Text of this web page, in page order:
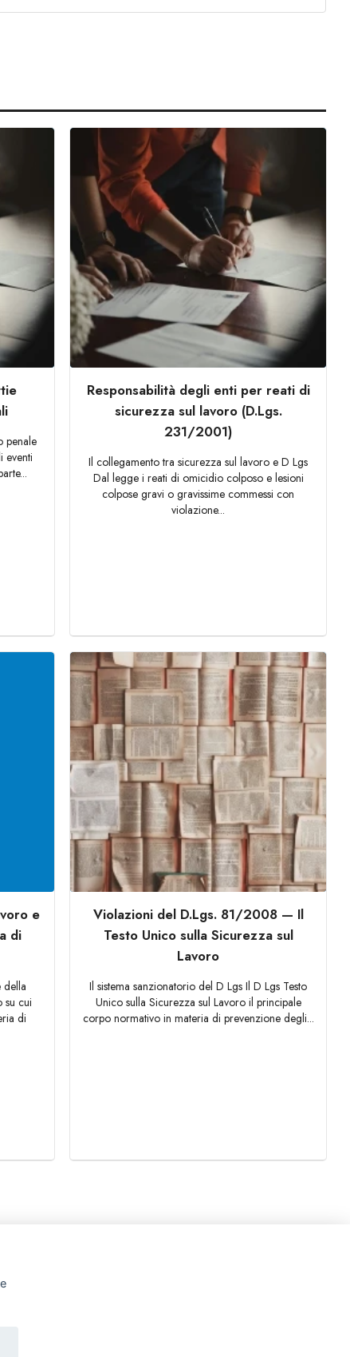
penale
eventi
Responsabilità degli enti per reati di
sicurezza sul lavoro (D.Lgs.
231/2001)
Il collegamento tra sicurezza sul lavoro e D Lgs
Dal legge i reati di omicidio colposo e lesioni
colpose gravi o gravissime commessi con
violazione...
e
di
della
su cui
di
Violazioni del D.Lgs. 81/2008 — Il
Testo Unico sulla Sicurezza sul
Lavoro
Il sistema sanzionatorio del D Lgs Il D Lgs Testo
Unico sulla Sicurezza sul Lavoro il principale
corpo normativo in materia di prevenzione degli...